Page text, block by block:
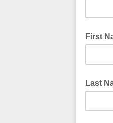
First
Last